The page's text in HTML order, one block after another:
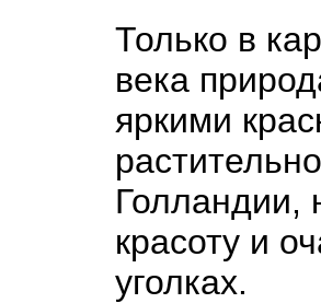
Только в
века
яркими
Голландии,
красоту и
уголках.